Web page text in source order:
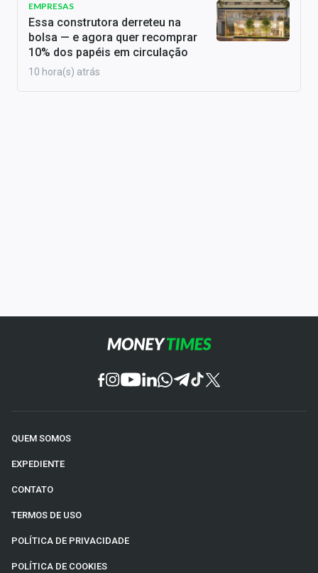
EMPRESAS
Essa construtora derreteu na
bolsa — e agora quer recomprar
10% dos papéis em circulação
10 hora(s) atrás
QUEM SOMOS
EXPEDIENTE
CONTATO
TERMOS DE USO
POLÍTICA DE PRIVACIDADE
POLÍTICA DE COOKIES